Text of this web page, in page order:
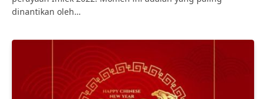
dinantikan oleh…